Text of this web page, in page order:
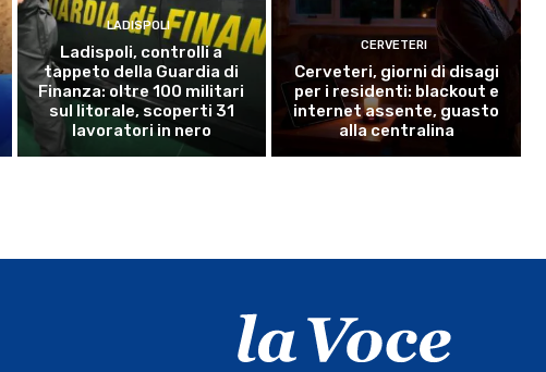
LADISPOLI
Ladispoli, controlli a
tappeto della Guardia di
Finanza: oltre 100 militari
sul litorale, scoperti 31
lavoratori in nero
CERVETERI
Cerveteri, giorni di disagi
per i residenti: blackout e
internet assente, guasto
alla centralina